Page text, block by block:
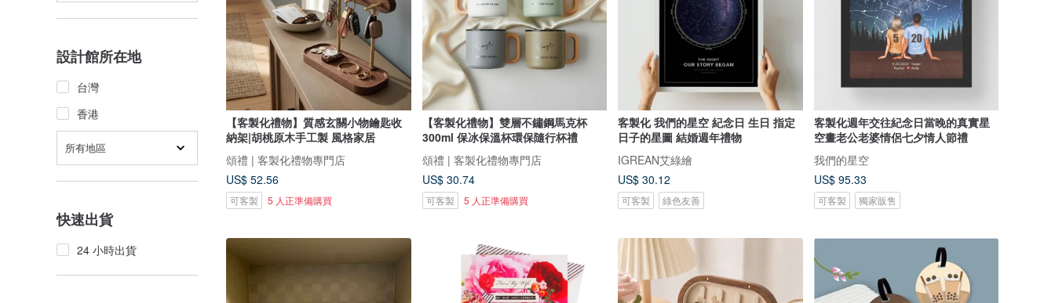
設計館所在地
台灣
香港
所有地區
快速出貨
24 小時出貨
【客製化禮物】質感玄關小物鑰匙收
納架|胡桃原木手工製 風格家居
頌禮 | 客製化禮物專門店
US$ 52.56
可客製 5 人正準備購買
【客製化禮物】雙層不鏽鋼馬克杯
300ml 保冰保溫杯環保隨行杯禮
頌禮 | 客製化禮物專門店
US$ 30.74
可客製 5 人正準備購買
客製化 我們的星空 紀念日 生日 指定
日子的星圖 結婚週年禮物
IGREAN艾綠繪
US$ 30.12
可客製 綠色友善
客製化週年交往紀念日當晚的真實星
空畫老公老婆情侶七夕情人節禮
我們的星空
US$ 95.33
可客製 獨家販售